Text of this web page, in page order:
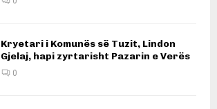
Kryetari i Komunës së Tuzit, Lindon
Gjelaj, hapi zyrtarisht Pazarin e Verës
0